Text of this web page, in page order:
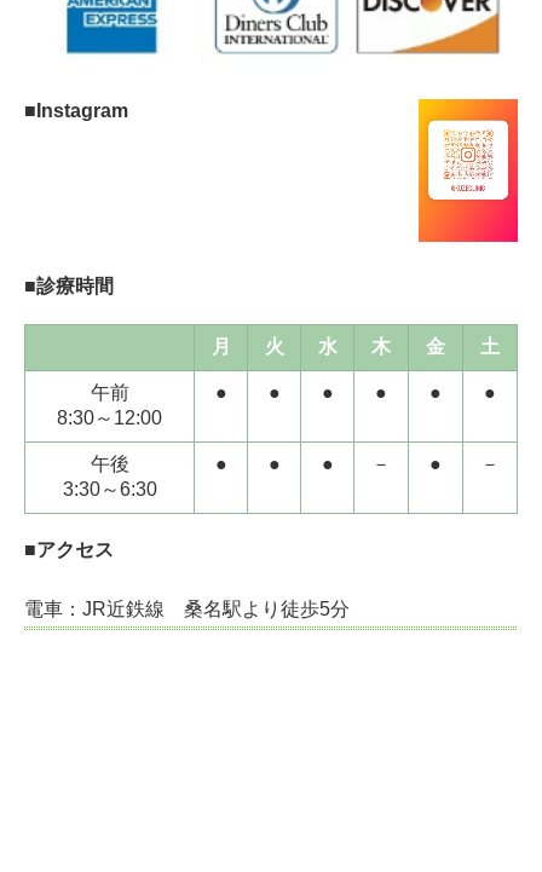
■ Instagram
■診療時間
月 火 水 木 金 土
午前
8:30～12:00
● ● ● ● ● ●
午後
3:30～6:30
● ● ● － ● －
■アクセス
電車：JR近鉄線 桑名駅より徒歩5分